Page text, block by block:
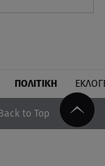
ΠΟΛΙΤΙΚΗ
to Top